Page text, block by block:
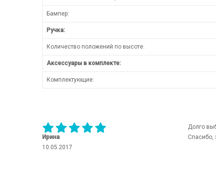
Бампер:
Ручка:
Количество положений по высоте:
Аксессуары в комплекте:
Комплектующие:
Ирина
10.05.2017
Долго
Спасибо,